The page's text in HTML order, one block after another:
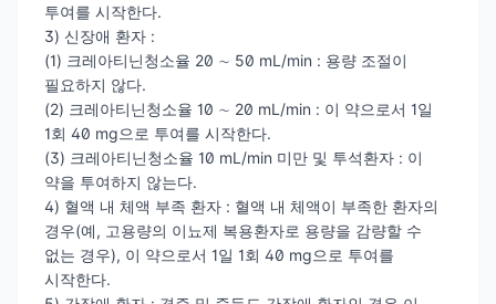
투여를 시작한다.
3) 신장애 환자 :
(1) 크레아티닌청소율 20 ∼ 50 mL/min : 용량 조절이
필요하지 않다.
(2) 크레아티닌청소율 10 ∼ 20 mL/min : 이 약으로서 1일
1회 40 mg으로 투여를 시작한다.
(3) 크레아티닌청소율 10 mL/min 미만 및 투석환자 : 이
약을 투여하지 않는다.
4) 혈액 내 체액 부족 환자 : 혈액 내 체액이 부족한 환자의
경우(예, 고용량의 이뇨제 복용환자로 용량을 감량할 수
없는 경우), 이 약으로서 1일 1회 40 mg으로 투여를
시작한다.